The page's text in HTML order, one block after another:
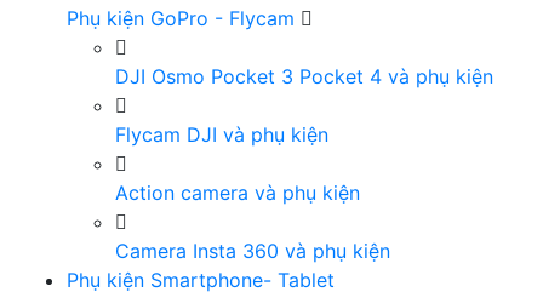
Phụ kiện GoPro - Flycam
DJI Osmo Pocket 3 Pocket 4 và phụ kiện
Flycam DJI và phụ kiện
Action camera và phụ kiện
Camera Insta 360 và phụ kiện
Phụ kiện Smartphone- Tablet